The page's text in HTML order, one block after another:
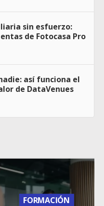
sin esfuerzo:
de Fotocasa Pro
así funciona el
de DataVenues
FORMACIÓN